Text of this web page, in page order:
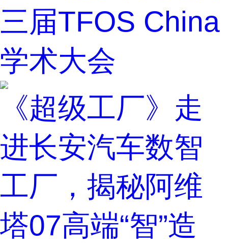
三届TFOS China
学术大会
《超级工厂》走
进长安汽车数智
工厂，揭秘阿维
塔07高端“智”造